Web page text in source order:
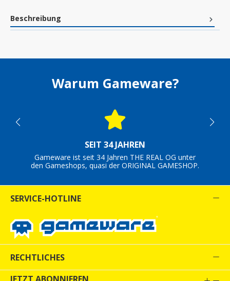
Beschreibung
Warum Gameware?
SEIT 34 JAHREN
Gameware ist seit 34 Jahren THE REAL OG unter
den Gameshops, quasi der ORIGINAL GAMESHOP.
SERVICE-HOTLINE
RECHTLICHES